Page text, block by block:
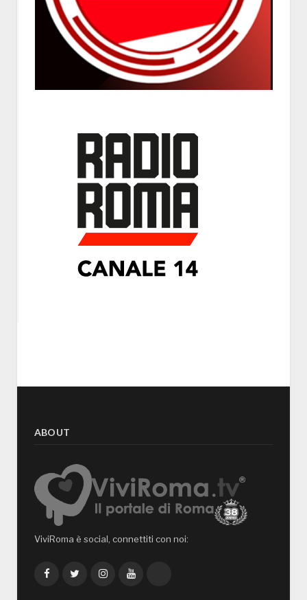
ABOUT
ViviRoma è social, connettiti con noi:
FacebookTwitterInstagramYouTube